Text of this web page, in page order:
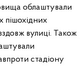
облаштували
пішохідних
вулиці. Також
стадіону